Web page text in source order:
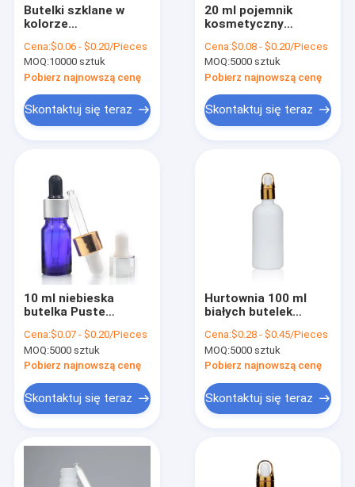
Produkty
Butelki szklane w
kolorze
zakraplaczem
Niestandardowe
butelki z olejkami
eterycznymi o
pojemności 5 ml
Cena:$0.06 - $0.20/Pieces
MOQ:10000 sztuk
Pobierz najnowszą cenę
Skontaktuj się teraz
20 ml pojemnik
kosmetyczny
niebieskich
szklanych butelek z
zakraplaczem
olejków eterycznych
Cena:$0.08 - $0.20/Pieces
MOQ:5000 sztuk
Pobierz najnowszą cenę
Skontaktuj się teraz
10 ml niebieska
butelka Puste
zakraplaczem ze
szklanymi butelkami
z zakraplaczem do
Cena:$0.07 - $0.20/Pieces
MOQ:5000 sztuk
Pobierz najnowszą cenę
Skontaktuj się teraz
Hurtownia 100 ml
białych butelek
szklanym
zakraplaczem do
olejków eterycznych
Cena:$0.28 - $0.45/Pieces
MOQ:5000 sztuk
Pobierz najnowszą cenę
Skontaktuj się teraz